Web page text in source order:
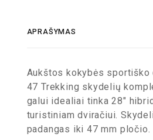
APRAŠYMAS
Aukštos kokybės sportiško
47 Trekking skydelių
galui idealiai tinka 28″
turistiniam dviračiui.
padangas iki 47 mm pločio.